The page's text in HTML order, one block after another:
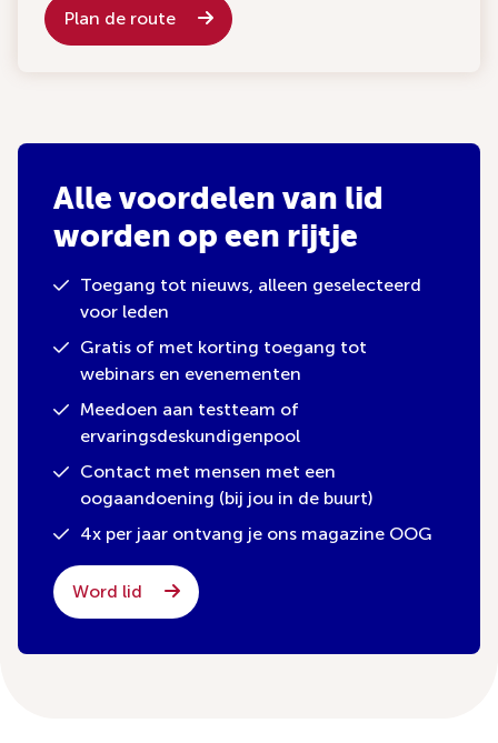
Plan de route
Alle voordelen van lid
worden op een rijtje
Toegang tot nieuws, alleen geselecteerd
voor leden
Gratis of met korting toegang tot
webinars en evenementen
Meedoen aan testteam of
ervaringsdeskundigenpool
Contact met mensen met een
oogaandoening (bij jou in de buurt)
4x per jaar ontvang je ons magazine OOG
Word lid